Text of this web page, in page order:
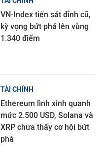
VN-Index tiến sát đỉnh cũ,
kỳ vọng bứt phá lên vùng
1.340 điểm
TÀI CHÍNH
Ethereum lình xình quanh
mức 2.500 USD, Solana và
XRP chưa thấy cơ hội bứt
phá